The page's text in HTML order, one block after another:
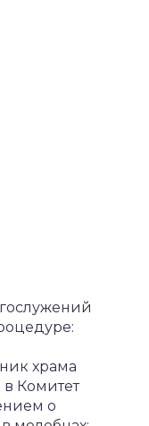
храма
в Комитет
о